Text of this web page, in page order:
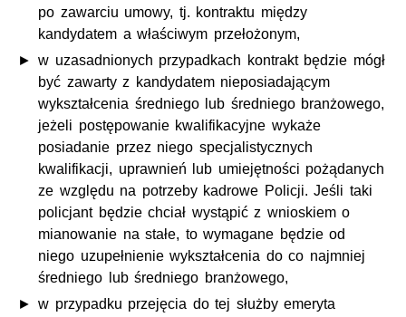
po zawarciu umowy, tj. kontraktu między
kandydatem a właściwym przełożonym,
w uzasadnionych przypadkach kontrakt będzie mógł
być zawarty z kandydatem nieposiadającym
wykształcenia średniego lub średniego branżowego,
jeżeli postępowanie kwalifikacyjne wykaże
posiadanie przez niego specjalistycznych
kwalifikacji, uprawnień lub umiejętności pożądanych
ze względu na potrzeby kadrowe Policji. Jeśli taki
policjant będzie chciał wystąpić z wnioskiem o
mianowanie na stałe, to wymagane będzie od
niego uzupełnienie wykształcenia do co najmniej
średniego lub średniego branżowego,
w przypadku przejęcia do tej służby emeryta